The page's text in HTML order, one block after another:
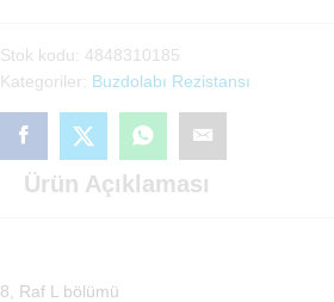
Stok kodu: 4848310185
Kategoriler: Buzdolabı Rezistansı
Ürün Açıklaması
8, Raf L bölümü